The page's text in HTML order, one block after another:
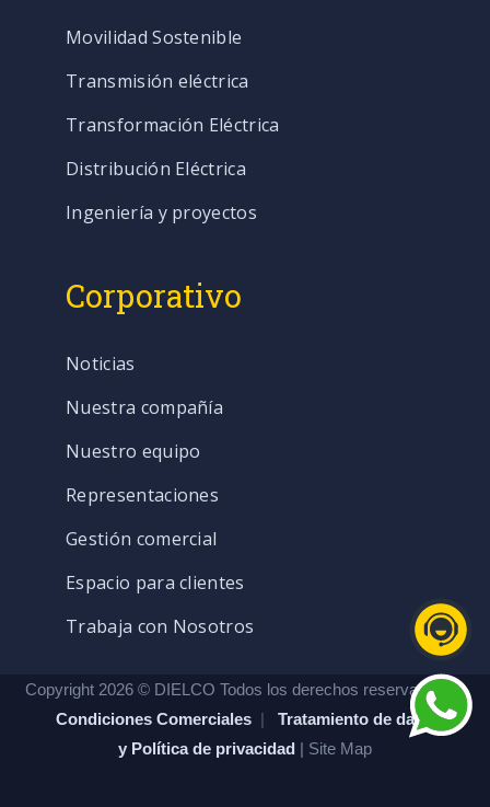
Movilidad Sostenible
Transmisión eléctrica
Transformación Eléctrica
Distribución Eléctrica
Ingeniería y proyectos
Corporativo
Noticias
Nuestra compañía
Nuestro equipo
Representaciones
Gestión comercial
Espacio para clientes
Trabaja con Nosotros
Copyright 2026 © DIELCO Todos los derechos reservados. |
Condiciones Comerciales | Tratamiento de datos
y Política de privacidad | Site Map